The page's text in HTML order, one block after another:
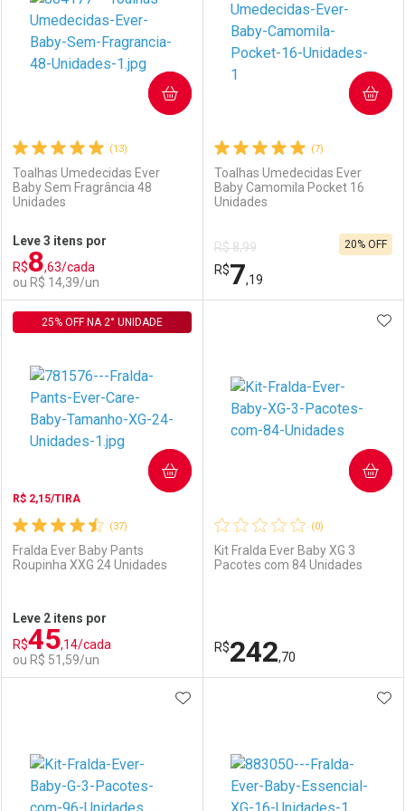
Comprar sem Desconto
Por R$ 58,99/cada
Comprar sem Desconto
Por R$ 58,99/cada
Comprar sem Desconto
Por R$ 7,19/cada
Comprar sem Desconto
Por R$ 7,19/cada
(13)
Toalhas Umedecidas Ever
Baby Sem Fragrância 48
Unidades
Leve 3 itens por
R$8,63/cada
ou R$ 14,39/un
COMPRAR
Laboratório
Comprar sem Desconto
Por R$ 14,39/cada
Por Menos
Comprar sem Desconto
Por R$ 14,39/cada
(7)
Toalhas Umedecidas Ever
Baby Camomila Pocket 16
Unidades
R$ 8,99
R$7,19
20% OFF
COMPRAR
Laboratório
Comprar sem Desconto
Por R$ 7,19/cada
Por Menos
Por R$ 7,19/cada
(37)
R$ 2,15/TIRA
Fralda Ever Baby Pants
Roupinha XXG 24 Unidades
25% OFF NA 2° UNIDADE
Leve 2 itens por
R$45,14/cada
ou R$ 51,59/un
COMPRAR
Laboratório
Por Menos
(0)
Kit Fralda Ever Baby XG 3
Pacotes com 84 Unidades
R$242,70
COMPRAR
Laboratório
Por Menos
ADICIONAR AOS FAVORITOS